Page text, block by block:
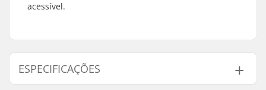
acessível.
ESPECIFICAÇÕES